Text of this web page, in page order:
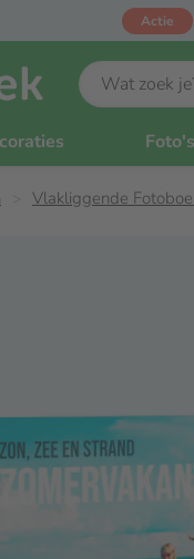
Actie
Foto's
Vlakliggende